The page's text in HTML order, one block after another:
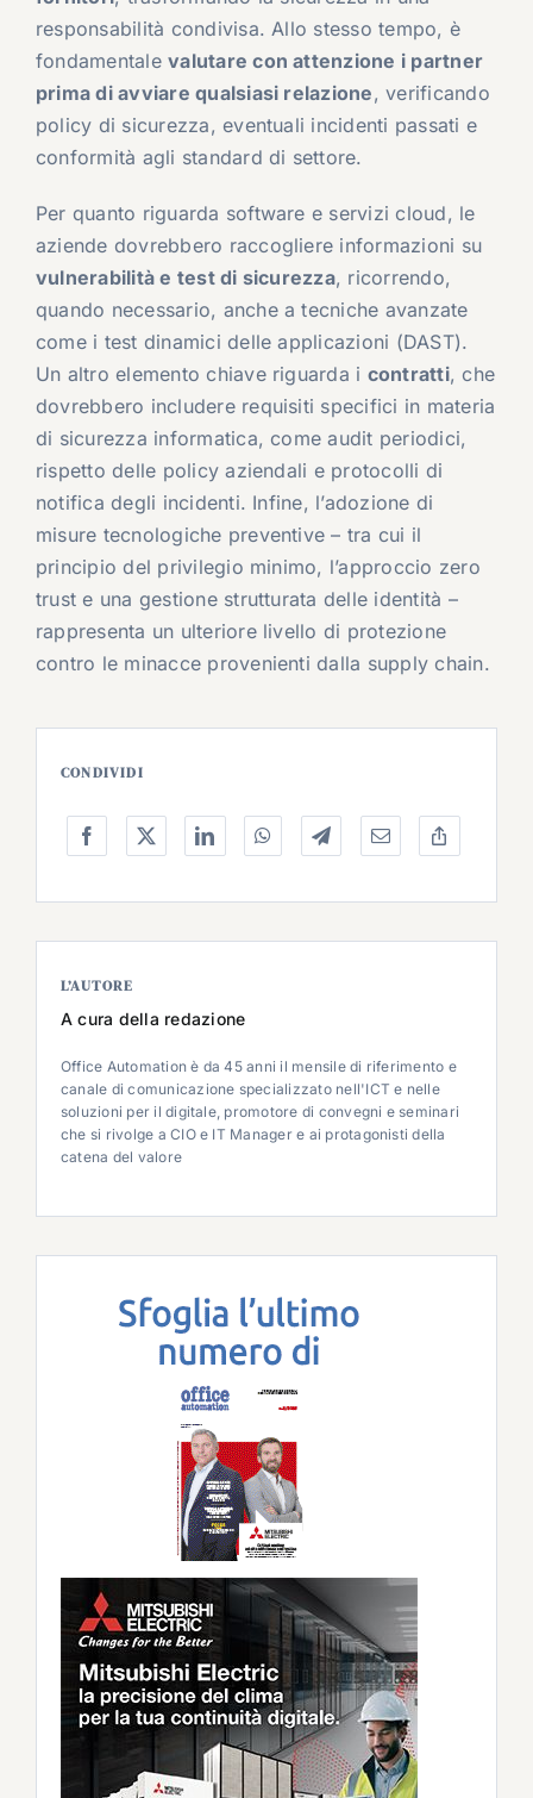
responsabilità condivisa. Allo stesso tempo, è
fondamentalevalutare con attenzione i partner
prima di avviare qualsiasi relazione, verificando
policy di sicurezza, eventuali incidenti passati e
conformità agli standard di settore.
Per quanto riguarda software e servizi cloud, le
aziende dovrebbero raccogliere informazioni su
vulnerabilità e test di sicurezza, ricorrendo,
quando necessario, anche a tecniche avanzate
come i test dinamici delle applicazioni (DAST).
Un altro elemento chiave riguarda i contratti, che
dovrebbero includere requisiti specifici in materia
di sicurezza informatica, come audit periodici,
rispetto delle policy aziendali e protocolli di
notifica degli incidenti. Infine, l’adozione di
misure tecnologiche preventive – tra cui il
principio del privilegio minimo, l’approccio zero
trust e una gestione strutturata delle identità –
rappresenta un ulteriore livello di protezione
contro le minacce provenienti dalla supply chain.
CONDIVIDI
L’AUTORE
A cura della redazione
Office Automation è da 45 anni il mensile di riferimento e
canale di comunicazione specializzato nell'ICT e nelle
soluzioni per il digitale, promotore di convegni e seminari
che si rivolge a CIO e IT Manager e ai protagonisti della
catena del valore